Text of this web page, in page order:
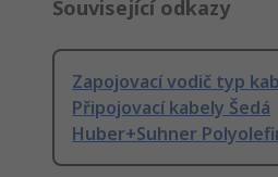
Související odkazy
Zapojovací vodič typ
Připojovací kabely Šedá
Huber+Suhner